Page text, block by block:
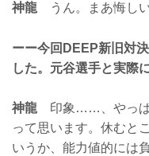
神龍 うん。まあ悔し
ーー今回DEEP新旧対
した。元谷選手と実際
神龍 印象……、やっぱ
って思います。休むと
いうか、能力値的には